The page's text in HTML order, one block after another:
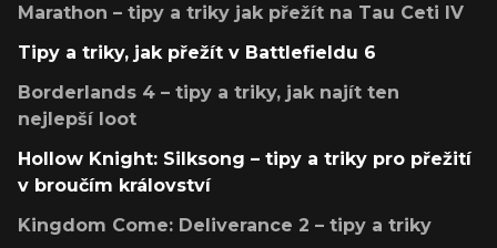
Marathon – tipy a triky jak přežít na Tau Ceti IV
Tipy a triky, jak přežít v Battlefieldu 6
Borderlands 4 – tipy a triky, jak najít ten
nejlepší loot
Hollow Knight: Silksong – tipy a triky pro přežití
v broučím království
Kingdom Come: Deliverance 2 – tipy a triky